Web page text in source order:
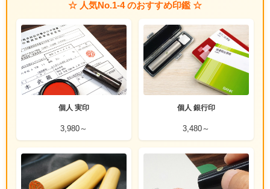
☆ 人気No.1-4 のおすすめ印鑑 ☆
個人 実印
3,980～
個人 銀行印
3,480～